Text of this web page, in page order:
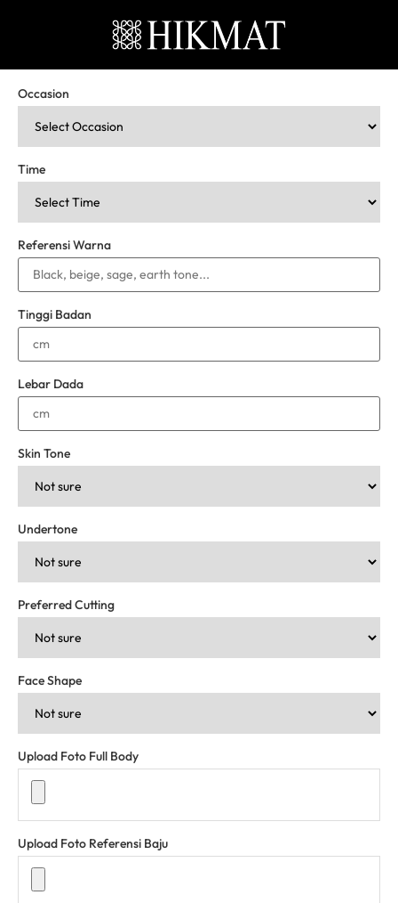
Occasion
Time
Referensi Warna
Tinggi Badan
Lebar Dada
Skin Tone
Undertone
Preferred Cutting
Face Shape
Upload Foto Full Body
Upload Foto Referensi Baju